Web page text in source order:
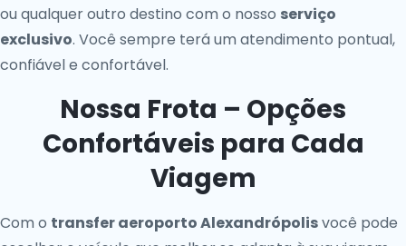
ou qualquer outro destino com o nosso serviço
exclusivo. Você sempre terá um atendimento pontual,
confiável e confortável.
Nossa Frota – Opções
Confortáveis para Cada
Viagem
Com o transfer aeroporto Alexandrópolisvocê pode